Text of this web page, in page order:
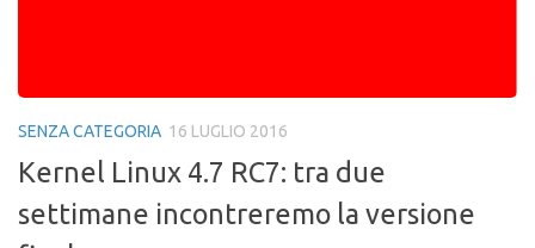
SENZA CATEGORIA 16 LUGLIO 2016
Kernel Linux 4.7 RC7: tra due
settimane incontreremo la versione